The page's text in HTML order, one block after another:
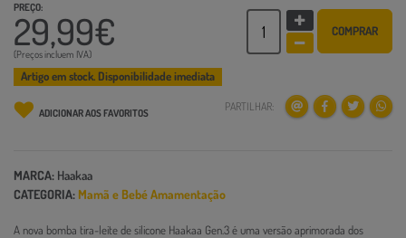
PREÇO:
29,99€
(Preços incluem IVA)
COMPRAR
Artigo em stock. Disponibilidade imediata
ADICIONAR AOS FAVORITOS PARTILHAR:
MARCA: Haakaa
CATEGORIA: Mamã e BebéAmamentação
A nova bomba tira-leite de silicone Haakaa Gen.3 é uma versão aprimorada dos